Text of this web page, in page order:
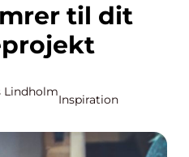
til dit
Lindholm
Inspiration